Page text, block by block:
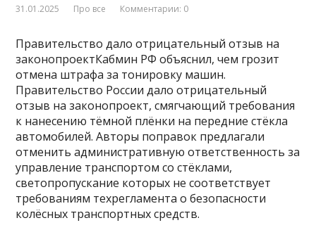
31.01.2025 Про все Комментарии: 0
Правительство дало отрицательный отзыв на
законопроектКабмин РФ объяснил, чем грозит
отмена штрафа за тонировку машин.
Правительство России дало отрицательный
отзыв на законопроект, смягчающий требования
к нанесению тёмной плёнки на передние стёкла
автомобилей. Авторы поправок предлагали
отменить административную ответственность за
управление транспортом со стёклами,
светопропускание которых не соответствует
требованиям техрегламента о безопасности
колёсных транспортных средств.